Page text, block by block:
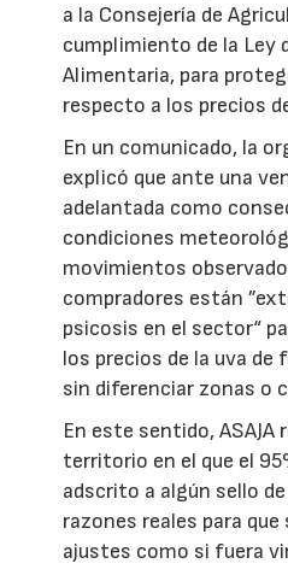
a la Consejería de
cumplimiento de la Ley
Alimentaria, para
respecto a los precios
En un comunicado, la
explicó que ante una
adelantada como
condiciones
movimientos
compradores están
psicosis en el sector“
los precios de la uva de
sin diferenciar zonas o
En este sentido, ASAJA
territorio en el que el
adscrito a algún sello
razones reales para
ajustes como si fuera